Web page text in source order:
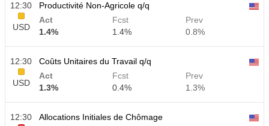
12:30
USD
Productivité Non-Agricole q/q
Act
1.4%
Fcst
1.4%
Prev
0.8%
12:30
USD
Coûts Unitaires du Travail q/q
Act
1.3%
Fcst
0.4%
Prev
1.3%
12:30
Allocations Initiales de Chômage